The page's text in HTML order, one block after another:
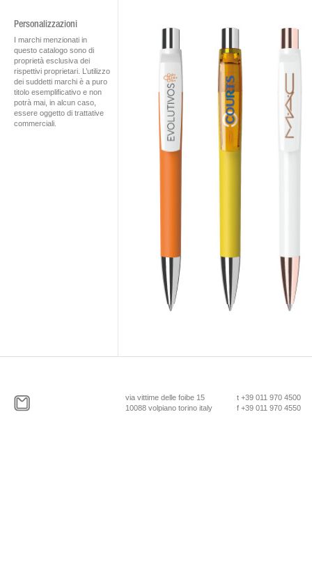
Personalizzazioni
I marchi menzionati in
questo catalogo sono di
proprietà esclusiva dei
rispettivi proprietari. L’utilizzo
dei suddetti marchi è a puro
titolo esemplificativo e non
potrà mai, in alcun caso,
essere oggetto di trattative
commerciali.
via vittime delle foibe 15
10088 volpiano torino italy
t +39 011 970 4500
f +39 011 970 4550